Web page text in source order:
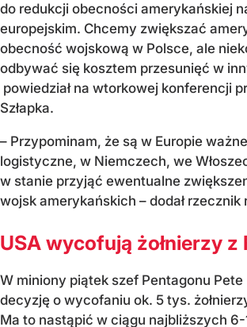
do redukcji obecności amerykańskiej
europejskim. Chcemy zwiększać
obecność wojskową w Polsce, ale
odbywać się kosztem przesunięć w
powiedział na wtorkowej konferencji
Szłapka.
– Przypominam, że są w Europie
logistyczne, w Niemczech, we
w stanie przyjąć ewentualne
wojsk amerykańskich – dodał rzecznik
USA wycofują żołnierzy z
W miniony piątek szef Pentagonu Pete
decyzję o wycofaniu ok. 5 tys.
Ma to nastąpić w ciągu najbliższych 6-